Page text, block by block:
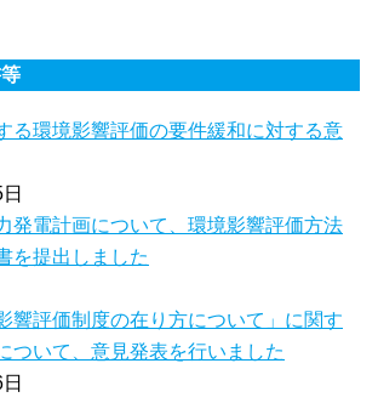
る環境影響評価の要件緩和に対する意
発電計画について、環境影響評価方法
を提出しました
響評価制度の在り方について」に関す
ついて、意見発表を行いました